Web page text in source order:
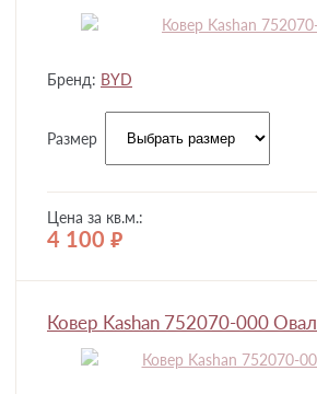
Бренд: BYD
Размер
Цена за кв.м.:
4 100 руб.
Ковер Kashan 752070-000 Овал